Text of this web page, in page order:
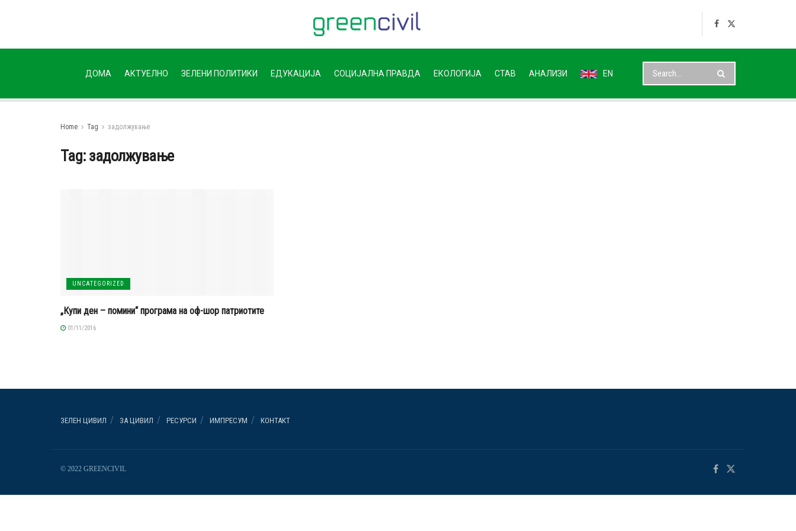
ДОМА АКТУЕЛНО ЗЕЛЕНИ ПОЛИТИКИ ЕДУКАЦИЈА СОЦИЈАЛНА ПРАВДА ЕКОЛОГИЈА СТАВ АНАЛИЗИ EN
Home Tag задолжување
Tag: задолжување
UNCATEGORIZED
„Купи ден – помини“ програма на оф-шор патриотите
01/11/2016
ЗЕЛЕН ЦИВИЛ ЗА ЦИВИЛ РЕСУРСИ ИМПРЕСУМ КОНТАКТ
© 2022 GREENCIVIL